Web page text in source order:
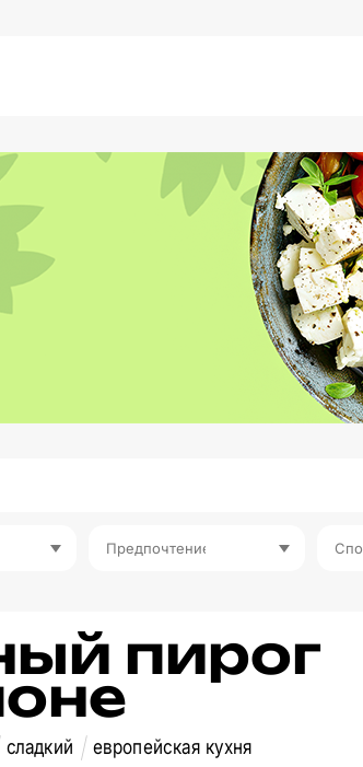
Предпочтение
пирог
сладкий европейская кухня